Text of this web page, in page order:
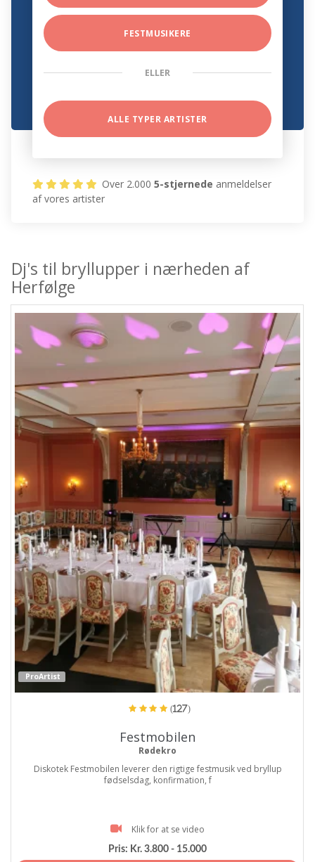
FESTMUSIKERE
ELLER
ALLE TYPER ARTISTER
Over 2.0005-stjernede anmeldelser
af vores artister
Dj's til bryllupper i nærheden af
Herfølge
ProArtist
(127)
Festmobilen
Rødekro
Diskotek Festmobilen leverer den rigtige festmusik ved bryllup
fødselsdag, konfirmation, f
Klik for at se video
Pris: Kr. 3.800 - 15.000